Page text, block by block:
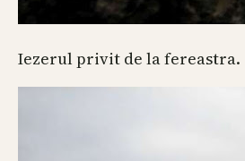
Iezerul privit de la fereastra.